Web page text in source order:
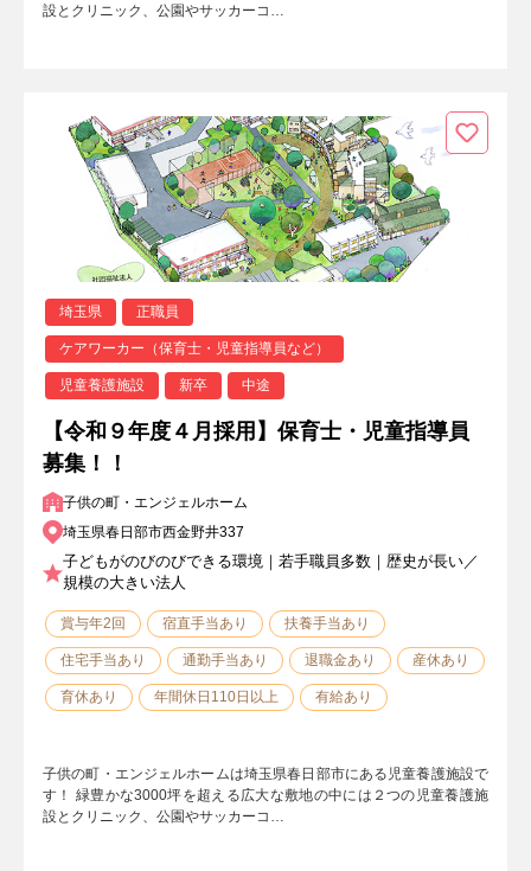
設とクリニック、公園やサッカーコ…
埼玉県 正職員
ケアワーカー（保育士・児童指導員など）
児童養護施設 新卒 中途
【令和９年度４月採用】保育士・児童指導員
募集！！
子供の町・エンジェルホーム
埼玉県春日部市西金野井337
子どもがのびのびできる環境｜若手職員多数｜歴史が長い／
規模の大きい法人
賞与年2回 宿直手当あり 扶養手当あり
住宅手当あり 通勤手当あり 退職金あり 産休あり
育休あり 年間休日110日以上 有給あり
子供の町・エンジェルホームは埼玉県春日部市にある児童養護施設で
す！ 緑豊かな3000坪を超える広大な敷地の中には２つの児童養護施
設とクリニック、公園やサッカーコ…